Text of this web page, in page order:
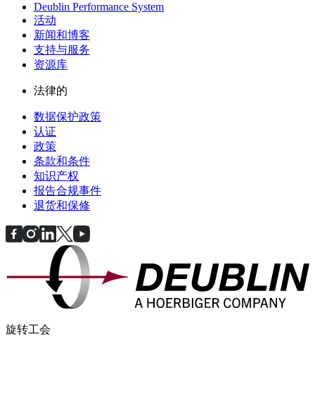
Deublin Performance System
活动
新闻和博客
支持与服务
资源库
法律的
数据保护政策
认证
政策
条款和条件
知识产权
报告合规事件
退货和保修
旋转工会